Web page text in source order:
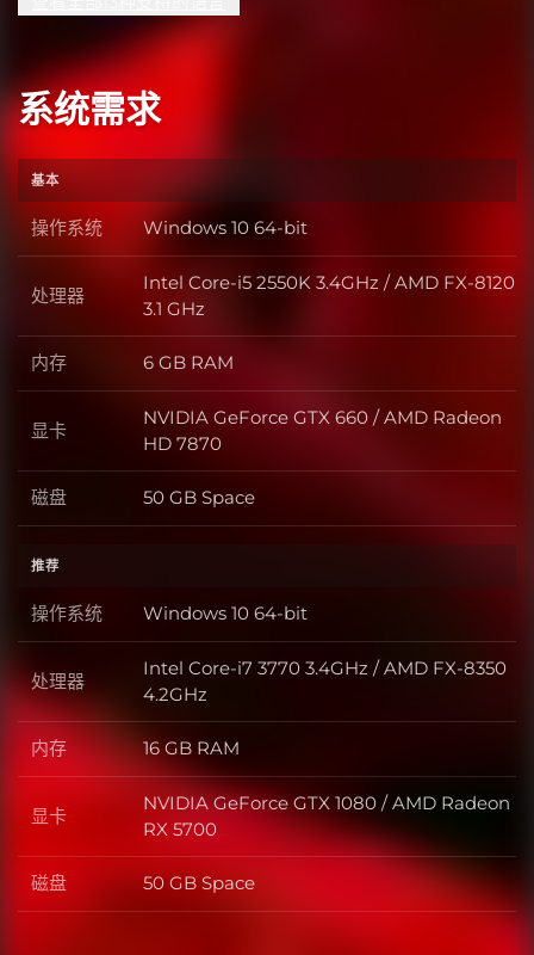
系统需求
基本
操作系统 操作系统
Windows 10 64-bit
处理器 处理器
Intel Core-i5 2550K 3.4GHz / AMD FX-8120
3.1 GHz
内存 内存
6 GB RAM
显卡 显卡
NVIDIA GeForce GTX 660 / AMD Radeon
HD 7870
磁盘 磁盘
50 GB Space
推荐
操作系统 操作系统
Windows 10 64-bit
处理器 处理器
Intel Core-i7 3770 3.4GHz / AMD FX-8350
4.2GHz
内存 内存
16 GB RAM
显卡 显卡
NVIDIA GeForce GTX 1080 / AMD Radeon
RX 5700
磁盘 磁盘
50 GB Space